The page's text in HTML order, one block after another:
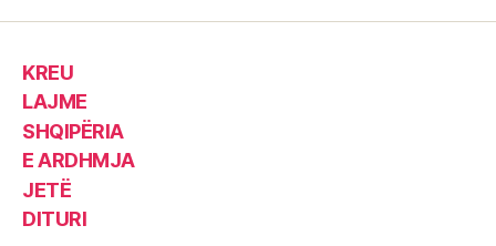
KREU
LAJME
SHQIPËRIA
E ARDHMJA
JETË
DITURI